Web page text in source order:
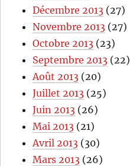
Décembre 2013 (27)
Novembre 2013 (27)
Octobre 2013 (23)
Septembre 2013 (22)
Août 2013 (20)
Juillet 2013 (25)
Juin 2013 (26)
Mai 2013 (21)
Avril 2013 (30)
Mars 2013 (26)